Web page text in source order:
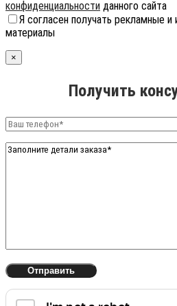
конфиденциальности данного сайта
Я согласен получать рекламные
материалы
×
Получить